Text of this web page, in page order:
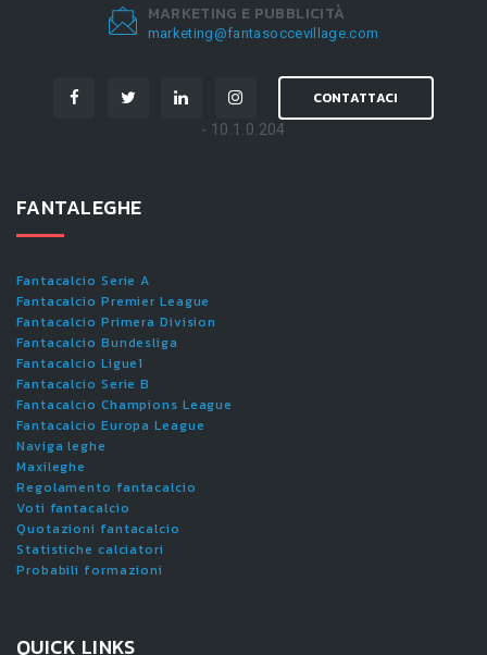
MARKETING E PUBBLICITÀ
marketing@fantasoccevillage.com
CONTATTACI
- 10.1.0.204
FANTALEGHE
Fantacalcio Serie A
Fantacalcio Premier League
Fantacalcio Primera Division
Fantacalcio Bundesliga
Fantacalcio Ligue1
Fantacalcio Serie B
Fantacalcio Champions League
Fantacalcio Europa League
Naviga leghe
Maxileghe
Regolamento fantacalcio
Voti fantacalcio
Quotazioni fantacalcio
Statistiche calciatori
Probabili formazioni
QUICK LINKS